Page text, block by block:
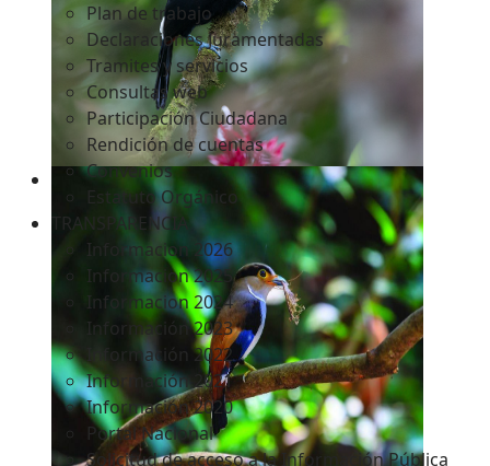
Plan de trabajo
Declaraciones Juramentadas
Tramites y servicios
Consultas web
Participación Ciudadana
Rendición de cuentas
Convenios
Estatuto Orgánico
TRANSPARENCIA
Informacion 2026
Informacion 2025
Informacion 2024
Información 2023
Información 2022
Información 2021
Información 2020
Portal Nacional
Solicitud de acceso a la Información Pública